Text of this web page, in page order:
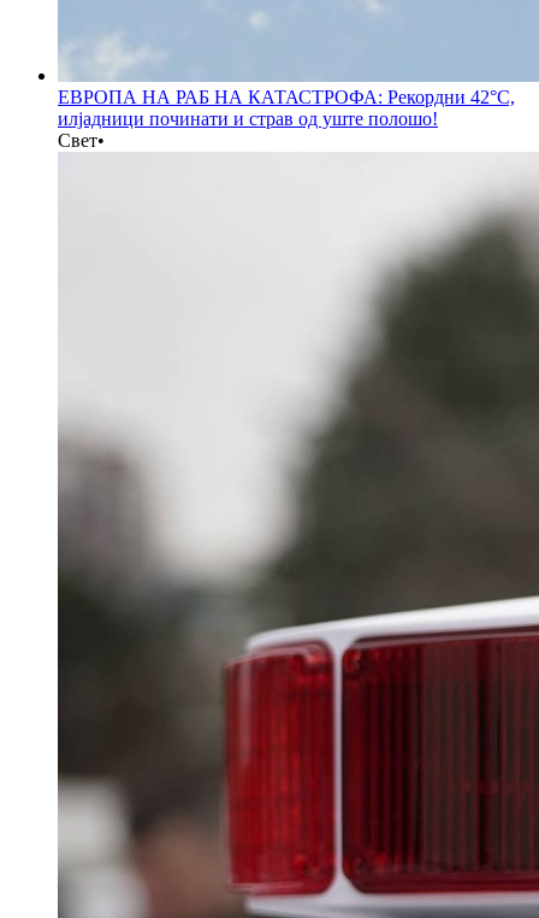
ЕВРОПА НА РАБ НА КАТАСТРОФА: Рекордни 42°C,
илјадници починати и страв од уште полошо!
Свет•